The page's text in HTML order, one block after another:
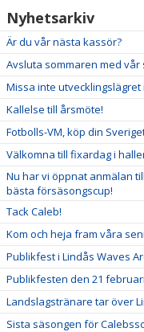
Nyhetsarkiv
Är du vår nästa kassör?
Avsluta sommaren med
Missa inte utvecklingslägret
Kallelse till årsmöte!
Fotbolls-VM, köp din
Välkomna till fixardag i
Nu har vi öppnat anmälan
bästa försäsongscup!
Tack Caleb!
Kom och heja fram våra
Publikfest i Lindås Waves
Publikfesten den 21
Landslagstränare tar över
Sista säsongen för